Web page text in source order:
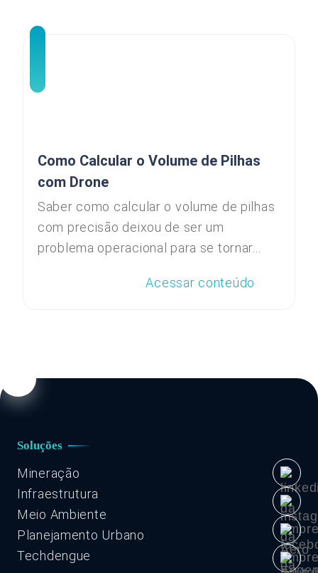
Como Calcular o Volume de Pilhas
com Drone
Saber como calcular o volume de pilhas
com precisão deixou de ser um
problema operacional para se tornar...
Acessar conteúdo
Soluções
Mineração
Infraestrutura
Meio Ambiente
Planejamento Urbano
Techdengue